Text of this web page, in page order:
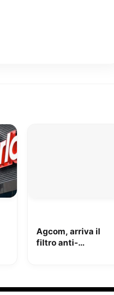
Agcom, arriva il
filtro anti-